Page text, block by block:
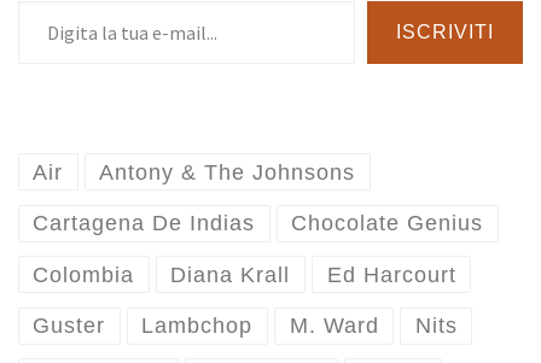
ISCRIVITI
Air Antony & The Johnsons
Cartagena De Indias Chocolate Genius
Colombia Diana Krall Ed Harcourt
Guster Lambchop M. Ward Nits